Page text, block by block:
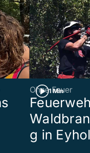
1 Min
Ohne Feuer
g in